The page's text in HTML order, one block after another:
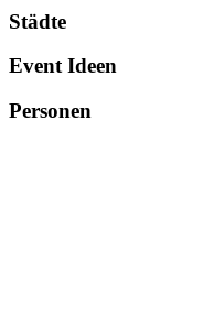
Städte
Event Ideen
Personen